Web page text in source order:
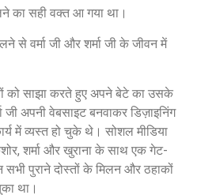
का सही वक्त आ गया था।
वर्मा जी और शर्मा जी के जीवन में
को साझा करते हुए अपने बेटे का उसके
जी अपनी वेबसाइट बनवाकर डिज़ाइनिंग
में व्यस्त हो चुके थे। सोशल मीडिया
शर्मा और खुराना के साथ एक गेट-
पुराने दोस्तों के मिलन और ठहाकों
था।